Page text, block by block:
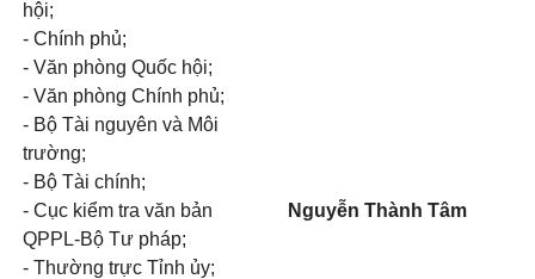
hội;
- Chính phủ;
- Văn phòng Quốc hội;
- Văn phòng Chính phủ;
- Bộ Tài nguyên và Môi
trường;
- Bộ Tài chính;
- Cục kiểm tra văn bản
QPPL-Bộ Tư pháp;
- Thường trực Tỉnh ủy;
Nguyễn Thành Tâm